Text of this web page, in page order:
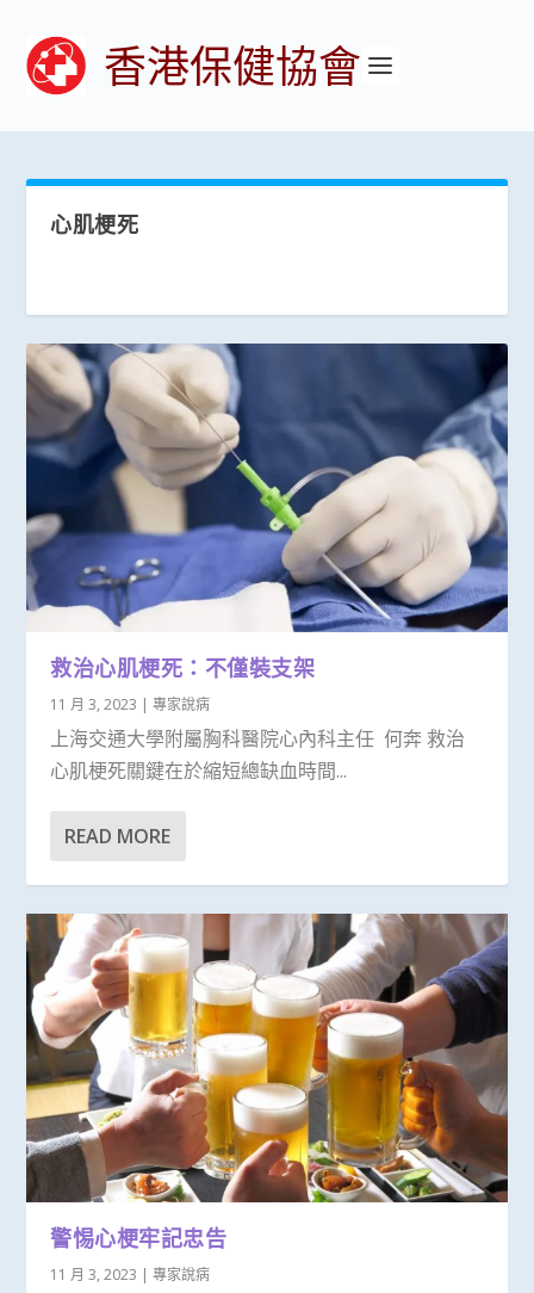
香港保健協會
心肌梗死
救治心肌梗死：不僅裝支架
11 月 3, 2023 |專家說病
上海交通大學附屬胸科醫院心內科主任 何奔 救治
心肌梗死關鍵在於縮短總缺血時間...
READ MORE
警惕心梗牢記忠告
11 月 3, 2023 |專家說病